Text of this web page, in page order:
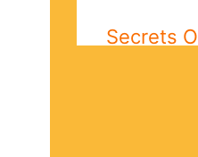
Secrets